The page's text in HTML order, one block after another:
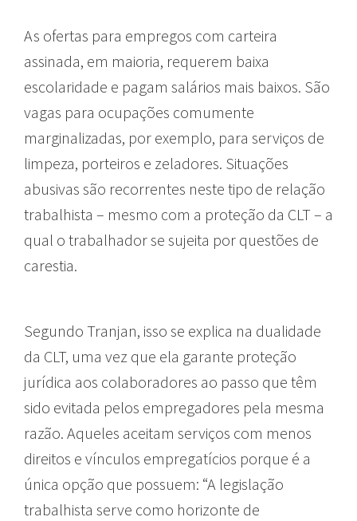
As ofertas para empregos com carteira
assinada, em maioria, requerem baixa
escolaridade e pagam salários mais baixos. São
vagas para ocupações comumente
marginalizadas, por exemplo, para serviços de
limpeza, porteiros e zeladores. Situações
abusivas são recorrentes neste tipo de relação
trabalhista – mesmo com a proteção da CLT – a
qual o trabalhador se sujeita por questões de
carestia.
Segundo Tranjan, isso se explica na dualidade
da CLT, uma vez que ela garante proteção
jurídica aos colaboradores ao passo que têm
sido evitada pelos empregadores pela mesma
razão. Aqueles aceitam serviços com menos
direitos e vínculos empregatícios porque é a
única opção que possuem: “A legislação
trabalhista serve como horizonte de